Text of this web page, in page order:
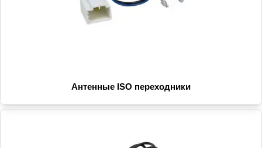
Антенные ISO переходники